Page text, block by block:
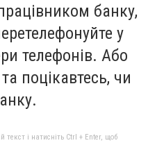
банку,
у
телефонів. Або
поцікавтесь, чи
текст і натисніть Ctrl + Enter, щоб